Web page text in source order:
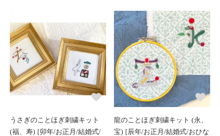
うさぎのことほぎ刺繍キット
(福、寿) [卯年/お正月/結婚式/
龍のことほぎ刺繍キット (永、
宝) [辰年/お正月/結婚式/おひな